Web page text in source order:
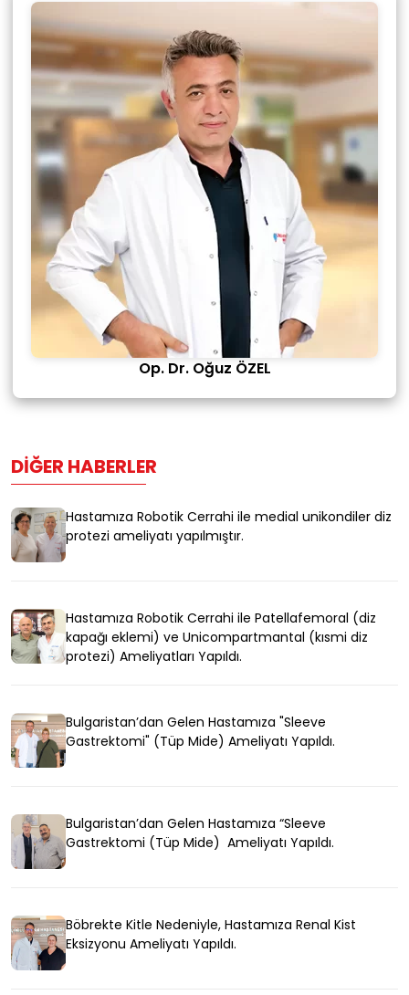
Op. Dr. Oğuz ÖZEL
DIĞER HABERLER
Hastamıza Robotik Cerrahi ile medial unikondiler diz
protezi ameliyatı yapılmıştır.
Hastamıza Robotik Cerrahi ile Patellafemoral (diz
kapağı eklemi) ve Unicompartmantal (kısmi diz
protezi) Ameliyatları Yapıldı.
Bulgaristan’dan Gelen Hastamıza "Sleeve
Gastrektomi" (Tüp Mide) Ameliyatı Yapıldı.
Bulgaristan’dan Gelen Hastamıza “Sleeve
Gastrektomi (Tüp Mide) Ameliyatı Yapıldı.
Böbrekte Kitle Nedeniyle, Hastamıza Renal Kist
Eksizyonu Ameliyatı Yapıldı.